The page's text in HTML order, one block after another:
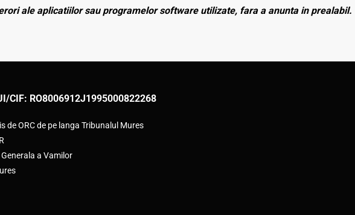
ale aplicatiilor sau programelor software utilizate, fara a anunta in prealabil.
CIF: RO8006912J1995000822268
ORC de pe langa Tribunalul Mures
a Vamilor